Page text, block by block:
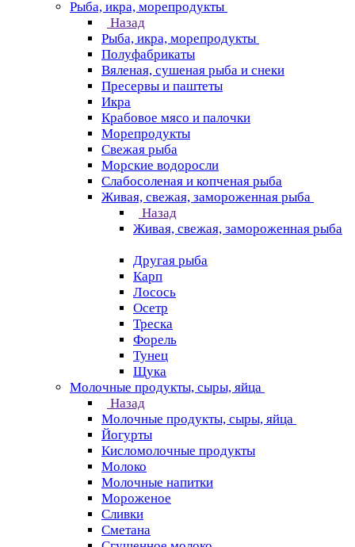
Рыба, икра, морепродукты
Назад
Рыба, икра, морепродукты
Полуфабрикаты
Вяленая, сушеная рыба и снеки
Пресервы и паштеты
Икра
Крабовое мясо и палочки
Морепродукты
Свежая рыба
Морские водоросли
Слабосоленая и копченая рыба
Живая, свежая, замороженная рыба
Назад
Живая, свежая, замороженная рыба
Другая рыба
Карп
Лосось
Осетр
Треска
Форель
Тунец
Щука
Молочные продукты, сыры, яйца
Назад
Молочные продукты, сыры, яйца
Йогурты
Кисломолочные продукты
Молоко
Молочные напитки
Мороженое
Сливки
Сметана